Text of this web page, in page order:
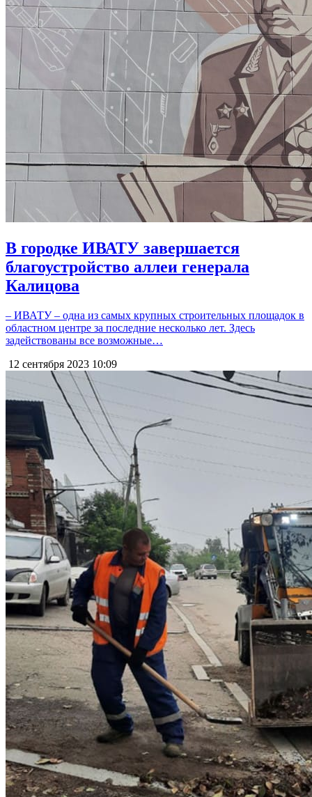
В городке ИВАТУ завершается
благоустройство аллеи генерала
Калицова
– ИВАТУ – одна из самых крупных строительных площадок в
областном центре за последние несколько лет. Здесь
задействованы все возможные…
12 сентября 2023 10:09